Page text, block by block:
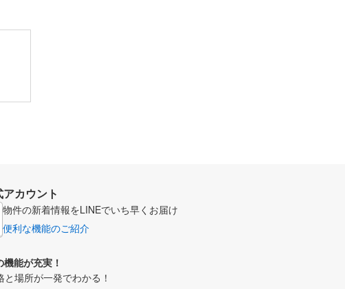
カウント
物件の新着情報をLINEでいち早くお届け
便利な機能のご紹介
能が充実！
場所が一発でわかる！